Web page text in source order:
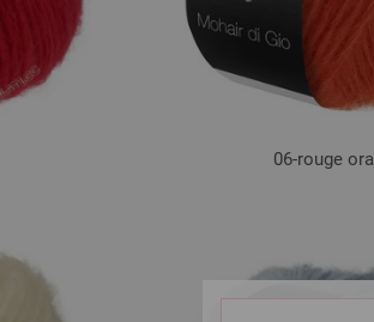
06-rouge